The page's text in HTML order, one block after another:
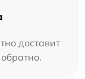
доставит